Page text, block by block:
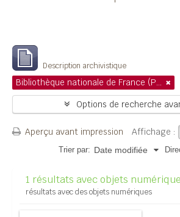
Description archivistique
Bibliothèque nationale de France (Paris)
Options de recherche
Aperçu avant impression Affichage :
Trier par: Date modifiée
1 résultats avec objets
résultats avec des objets numériques